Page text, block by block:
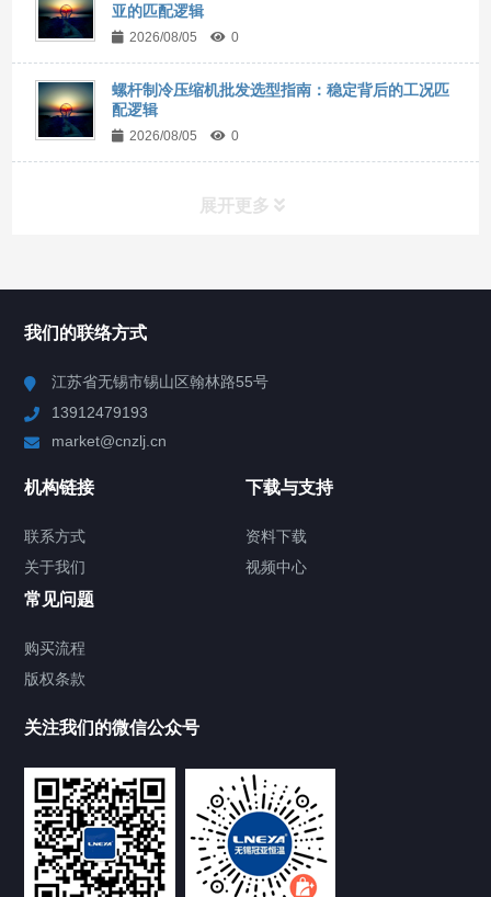
亚的匹配逻辑
2026/08/05 0
螺杆制冷压缩机批发选型指南：稳定背后的工况匹
配逻辑
2026/08/05 0
展开更多
Chiller高精度制冷循环器
TCU温度控制单元
Chiller气体控温系统
Chamber试验箱
FREEZER低温箱
我们的联络方式
江苏省无锡市锡山区翰林路55号
13912479193
market@cnzlj.cn
机构链接
联系方式
关于我们
下载与支持
资料下载
视频中心
常见问题
购买流程
版权条款
关注我们的微信公众号